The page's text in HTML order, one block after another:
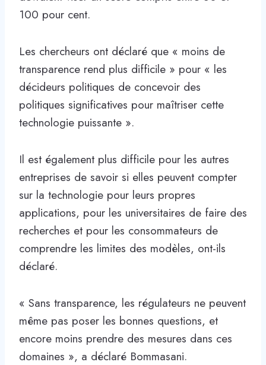
100 pour cent.
Les chercheurs ont déclaré que « moins de
transparence rend plus difficile » pour « les
décideurs politiques de concevoir des
politiques significatives pour maîtriser cette
technologie puissante ».
Il est également plus difficile pour les autres
entreprises de savoir si elles peuvent compter
sur la technologie pour leurs propres
applications, pour les universitaires de faire des
recherches et pour les consommateurs de
comprendre les limites des modèles, ont-ils
déclaré.
« Sans transparence, les régulateurs ne peuvent
même pas poser les bonnes questions, et
encore moins prendre des mesures dans ces
domaines », a déclaré Bommasani.